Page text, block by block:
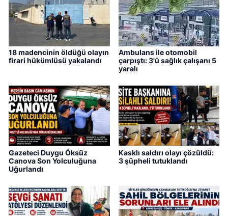
18 madencinin öldüğü olayın
firari hükümlüsü yakalandı
Ambulans ile otomobil
çarpıştı: 3'ü sağlık çalışanı 5
yaralı
Gazeteci Duygu Öksüz
Canova Son Yolculuğuna
Uğurlandı
Kasklı saldırı olayı çözüldü:
3 şüpheli tutuklandı